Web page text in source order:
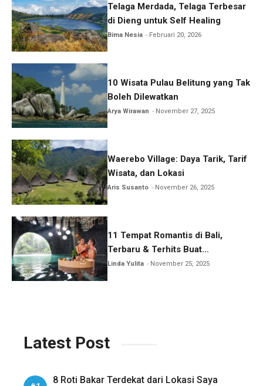
Telaga Merdada, Telaga Terbesar
di Dieng untuk Self Healing
Bima Nesia Februari 20, 2026
10 Wisata Pulau Belitung yang Tak
Boleh Dilewatkan
Arya Wirawan November 27, 2025
Waerebo Village: Daya Tarik, Tarif
Wisata, dan Lokasi
Aris Susanto November 26, 2025
11 Tempat Romantis di Bali,
Terbaru & Terhits Buat
Honeymoon
Linda Yulita November 25, 2025
Latest Post
8 Roti Bakar Terdekat dari Lokasi Saya